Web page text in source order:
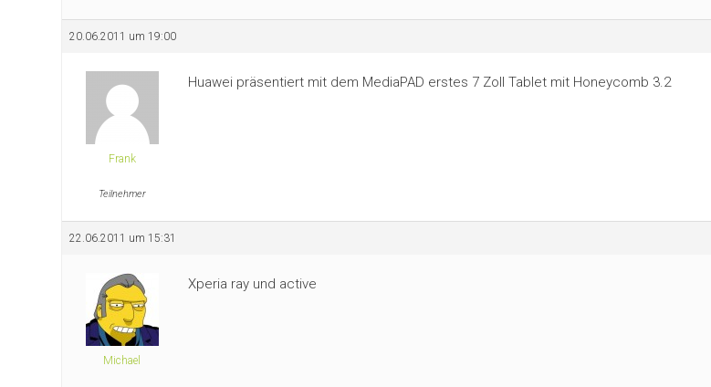
20.06.2011 um 19:00
Frank
Teilnehmer
Huawei präsentiert mit dem MediaPAD erstes 7 Zoll Tablet mit Honeycomb 3.2
22.06.2011 um 15:31
Michael
Xperia ray und active